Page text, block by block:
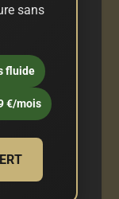
sans
fluide
€/mois